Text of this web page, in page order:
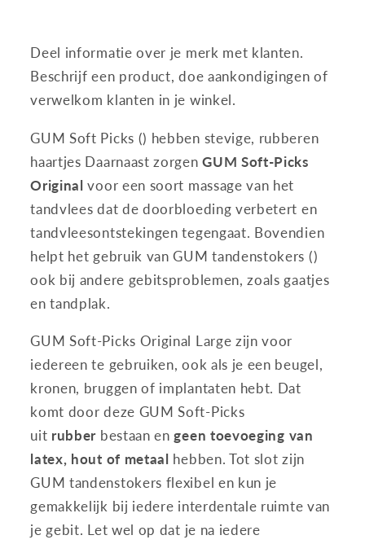
Deel informatie over je merk met klanten.
Beschrijf een product, doe aankondigingen of
verwelkom klanten in je winkel.
GUM Soft Picks () hebben stevige, rubberen
haartjes Daarnaast zorgen GUM Soft-Picks
Original voor een soort massage van het
tandvlees dat de doorbloeding verbetert en
tandvleesontstekingen tegengaat. Bovendien
helpt het gebruik van GUM tandenstokers ()
ook bij andere gebitsproblemen, zoals gaatjes
en tandplak.
GUM Soft-Picks Original Large zijn voor
iedereen te gebruiken, ook als je een beugel,
kronen, bruggen of implantaten hebt. Dat
komt door deze GUM Soft-Picks
uit rubber bestaan en geen toevoeging van
latex, hout of metaal hebben. Tot slot zijn
GUM tandenstokers flexibel en kun je
gemakkelijk bij iedere interdentale ruimte van
je gebit. Let wel op dat je na iedere